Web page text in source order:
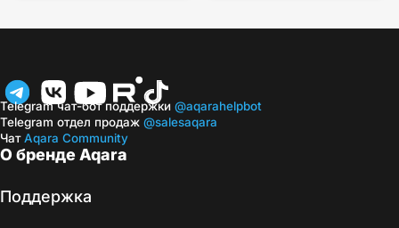
О бренде Aqara
Поддержка
Telegram чат-бот поддержки @aqarahelpbot
Telegram отдел продаж @salesaqara
ЧатAqara Community